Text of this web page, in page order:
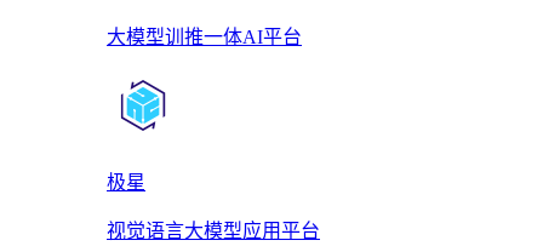
大模型训推一体AI平台
极星
视觉语言大模型应用平台